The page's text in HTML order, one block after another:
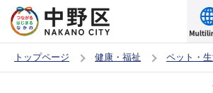
の
ー
トップページ 健康・福祉 ペット・